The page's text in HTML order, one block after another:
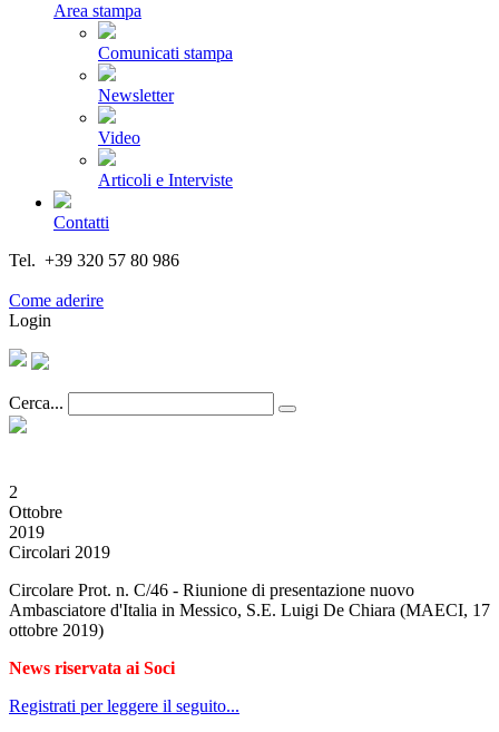
Area stampa
Comunicati stampa
Newsletter
Video
Articoli e Interviste
Contatti
Tel. +39 320 57 80 986
Come aderire
Login
Cerca...
2
Ottobre
2019
Circolari 2019
Circolare Prot. n. C/46 - Riunione di presentazione nuovo
Ambasciatore d'Italia in Messico, S.E. Luigi De Chiara (MAECI, 17
ottobre 2019)
News riservata ai Soci
Registrati per leggere il seguito...